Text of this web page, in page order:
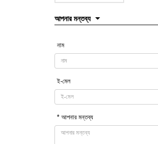
আপনার মন্তব্য
নাম
ই-মেল
* আপনার মন্তব্য